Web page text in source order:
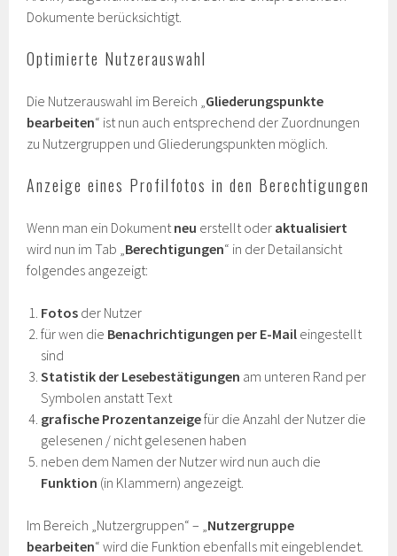
Dokumente berücksichtigt.
Optimierte Nutzerauswahl
Die Nutzerauswahl im Bereich „ Gliederungspunkte
bearbeiten“ ist nun auch entsprechend der Zuordnungen
zu Nutzergruppen und Gliederungspunkten möglich.
Anzeige eines Profilfotos in den Berechtigungen
Wenn man ein Dokument neu erstellt oder aktualisiert
wird nun im Tab „ Berechtigungen“ in der Detailansicht
folgendes angezeigt:
Fotos der Nutzer
für wen die Benachrichtigungen per E-Mail eingestellt
sind
Statistik der Lesebestätigungen am unteren Rand per
Symbolen anstatt Text
grafische Prozentanzeigefür die Anzahl der Nutzer die
gelesenen / nicht gelesenen haben
neben dem Namen der Nutzer wird nun auch die
Funktion (in Klammern) angezeigt.
Im Bereich „Nutzergruppen“ – „ Nutzergruppe
bearbeiten“ wird die Funktion ebenfalls mit eingeblendet.